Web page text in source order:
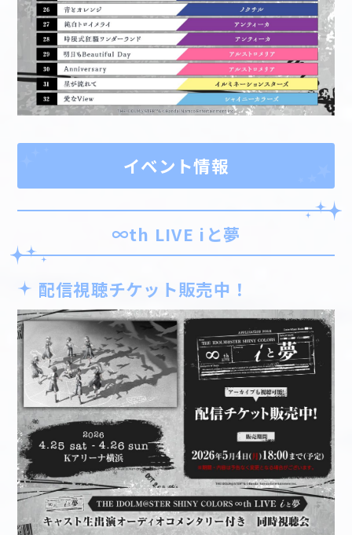
イベント情報
∞th LIVE iと夢
配信視聴チケット販売中！